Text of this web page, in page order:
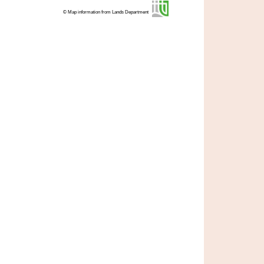
© Map information from Lands Department